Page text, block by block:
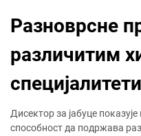
Разноврсне
различитим
Дисектор за јабуце
способност да подржава